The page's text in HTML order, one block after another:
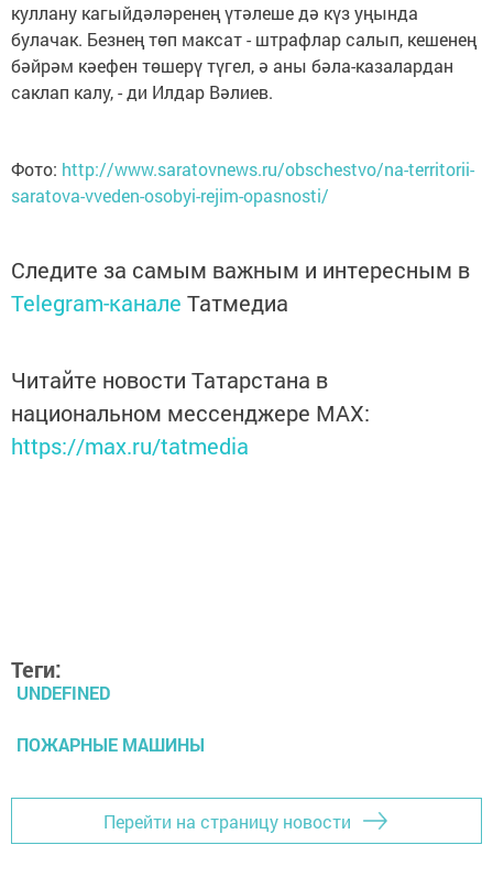
куллану кагыйдәләренең үтәлеше дә күз уңында
булачак. Безнең төп максат - штрафлар салып, кешенең
бәйрәм кәефен төшерү түгел, ә аны бәла-казалардан
саклап калу, - ди Илдар Вәлиев.
Фото: http://www.saratovnews.ru/obschestvo/na-territorii-
saratova-vveden-osobyi-rejim-opasnosti/
Следите за самым важным и интересным в
Telegram-канале Татмедиа
Читайте новости Татарстана в
национальном мессенджере MАХ:
https://max.ru/tatmedia
Теги:
UNDEFINED
ПОЖАРНЫЕ МАШИНЫ
Перейти на страницу новости